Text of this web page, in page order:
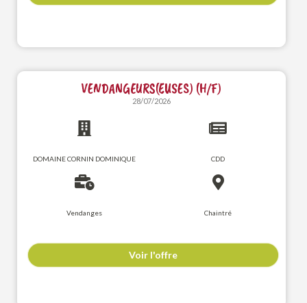
VENDANGEURS(EUSES) (H/F)
28/07/2026
DOMAINE CORNIN DOMINIQUE CDD
Vendanges Chaintré
Voir l'offre